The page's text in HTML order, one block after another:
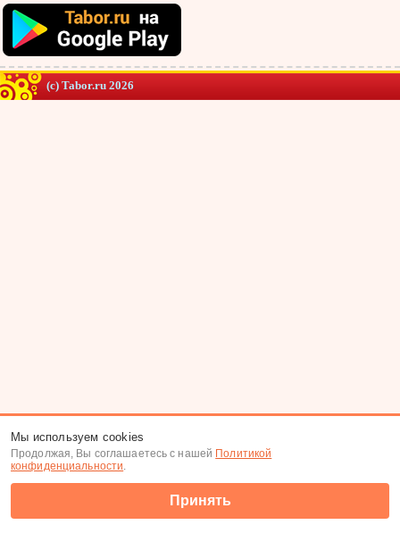
(c) Tabor.ru 2026
Мы используем cookies
Продолжая, Вы соглашаетесь с нашей Политикой
конфиденциальности.
Принять